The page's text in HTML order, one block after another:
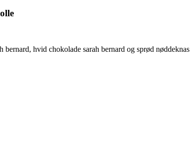
bernard, hvid chokolade sarah bernard og sprød nøddeknas